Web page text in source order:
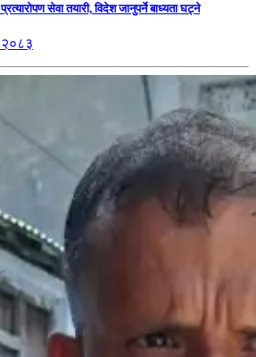
सेवा तयारी, विदेश जानुपर्ने बाध्यता घट्ने
२०८३